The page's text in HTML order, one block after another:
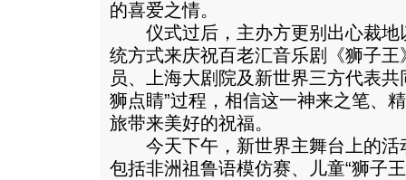
的喜爱之情。
仪式过后，主办方更别出心裁地
统方式来庆祝百老汇音乐剧《狮子
员、上海大剧院及新世界三方代表
狮点睛”过程，相信这一神来之笔、
旅带来美好的祝福。
今天下午，新世界主舞台上的活
包括非洲祖鲁语模仿赛、儿童“狮子